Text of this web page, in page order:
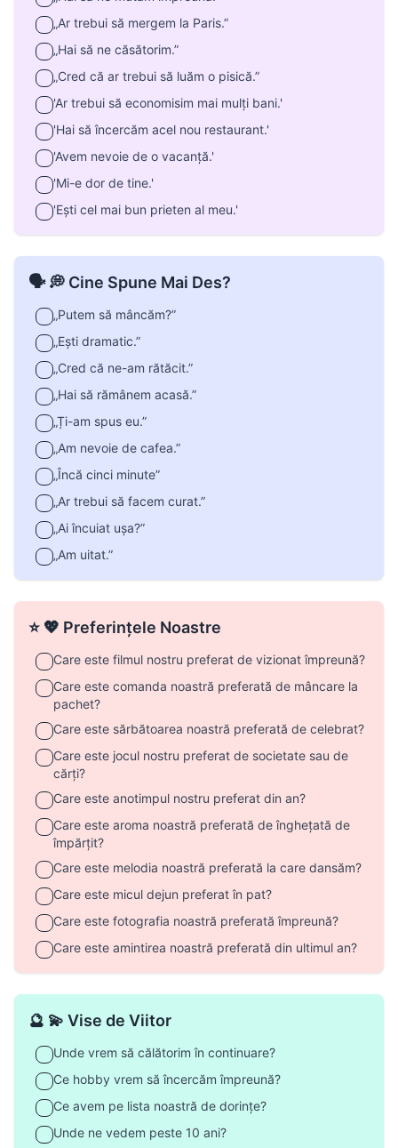
„Ar trebui să mergem la Paris.”
„Hai să ne căsătorim.”
„Cred că ar trebui să luăm o pisică.”
'Ar trebui să economisim mai mulți bani.'
'Hai să încercăm acel nou restaurant.'
'Avem nevoie de o vacanță.'
'Mi-e dor de tine.'
'Ești cel mai bun prieten al meu.'
🗣️ 💭 Cine Spune Mai Des?
„Putem să mâncăm?”
„Ești dramatic.”
„Cred că ne-am rătăcit.”
„Hai să rămânem acasă.”
„Ți-am spus eu.”
„Am nevoie de cafea.”
„Încă cinci minute”
„Ar trebui să facem curat.”
„Ai încuiat ușa?”
„Am uitat.”
⭐ 💖 Preferințele Noastre
Care este filmul nostru preferat de vizionat împreună?
Care este comanda noastră preferată de mâncare la
pachet?
Care este sărbătoarea noastră preferată de celebrat?
Care este jocul nostru preferat de societate sau de
cărți?
Care este anotimpul nostru preferat din an?
Care este aroma noastră preferată de înghețată de
împărțit?
Care este melodia noastră preferată la care dansăm?
Care este micul dejun preferat în pat?
Care este fotografia noastră preferată împreună?
Care este amintirea noastră preferată din ultimul an?
🔮 💫 Vise de Viitor
Unde vrem să călătorim în continuare?
Ce hobby vrem să încercăm împreună?
Ce avem pe lista noastră de dorințe?
Unde ne vedem peste 10 ani?